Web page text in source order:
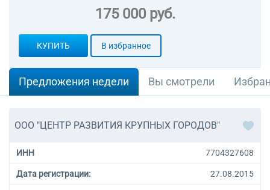
транспортных средств
74.90.32 Предоставление
промышленного назначения,
80.30 Деятельность по
расследованию
подготовке документов и
деятельности офиса
175 000 руб.
КУПИТЬ В избранное
Предложения недели Вы смотрели
ООО "ЦЕНТР РАЗВИТИЯ КРУПНЫХ ГОРОДОВ"
ИНН 7704327608
Дата регистрации: 27.08.2015